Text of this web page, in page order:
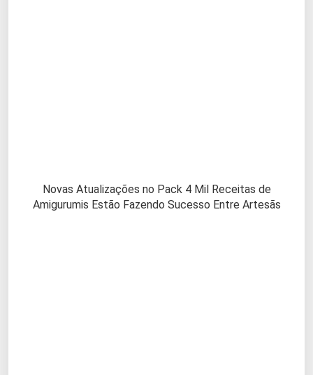
Novas Atualizações no Pack 4 Mil Receitas de
Amigurumis Estão Fazendo Sucesso Entre Artesãs